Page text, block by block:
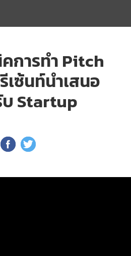
คการทำ Pitch
ซ้นท์นำเสนอ
Startup